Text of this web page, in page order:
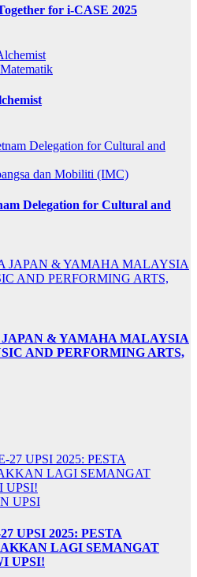
for i-CASE 2025
dan Mobiliti (IMC)
Delegation for Cultural and
& YAMAHA MALAYSIA
AND PERFORMING ARTS,
UPSI
UPSI 2025: PESTA
LAGI SEMANGAT
UPSI!